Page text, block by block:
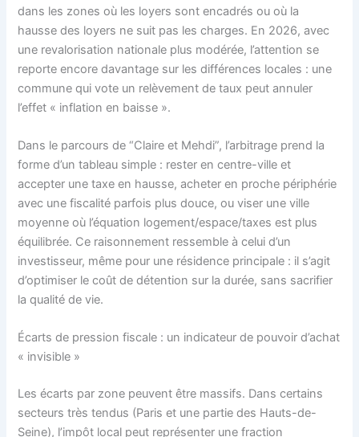
dans les zones où les loyers sont encadrés ou où la
hausse des loyers ne suit pas les charges. En 2026, avec
une revalorisation nationale plus modérée, l’attention se
reporte encore davantage sur les différences locales : une
commune qui vote un relèvement de taux peut annuler
l’effet « inflation en baisse ».
Dans le parcours de “Claire et Mehdi”, l’arbitrage prend la
forme d’un tableau simple : rester en centre-ville et
accepter une taxe en hausse, acheter en proche périphérie
avec une fiscalité parfois plus douce, ou viser une ville
moyenne où l’équation logement/espace/taxes est plus
équilibrée. Ce raisonnement ressemble à celui d’un
investisseur, même pour une résidence principale : il s’agit
d’optimiser le coût de détention sur la durée, sans sacrifier
la qualité de vie.
Écarts de pression fiscale : un indicateur de pouvoir d’achat
« invisible »
Les écarts par zone peuvent être massifs. Dans certains
secteurs très tendus (Paris et une partie des Hauts-de-
Seine), l’impôt local peut représenter une fraction